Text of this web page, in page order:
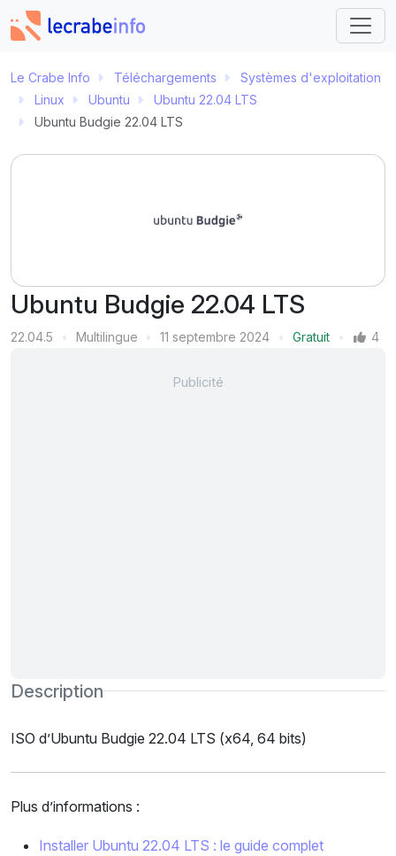
Le Crabe Info Téléchargements
Systèmes d'exploitation
Linux
Ubuntu
Ubuntu 22.04 LTS
Ubuntu Budgie 22.04 LTS
Ubuntu Budgie 22.04 LTS
Version
22.04.5
Multilingue
11 septembre 2024
Gratuit
4
Description
ISO d’Ubuntu Budgie 22.04 LTS (x64, 64 bits)
Plus d’informations :
Installer Ubuntu 22.04 LTS : le guide complet